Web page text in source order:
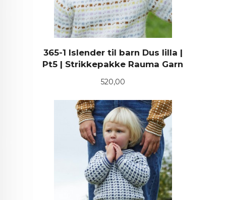
365-1 Islender til barn Dus lilla |
Pt5 | Strikkepakke Rauma Garn
Pris
520,00